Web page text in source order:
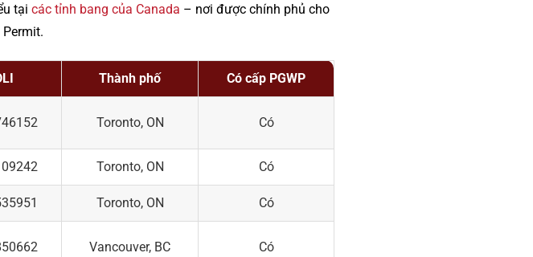
tại các tỉnh bang của Canada – nơi được chính phủ cho
Thành phố Có cấp PGWP
Toronto, ON Có
Toronto, ON Có
Toronto, ON Có
Vancouver, BC Có